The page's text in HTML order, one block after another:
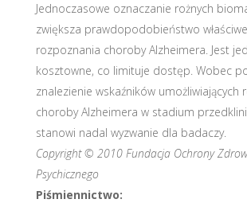
Jednoczasowe oznaczanie rożnych
zwiększa prawdopodobieństwo
rozpoznania choroby Alzheimera. Jest
kosztowne, co limituje dostęp. Wobec
znalezienie wskaźników umożliwiających
choroby Alzheimera w stadium
stanowi nadal wyzwanie dla badaczy.
Copyright © 2010 Fundacja Ochrony
Psychicznego
Piśmiennictwo: